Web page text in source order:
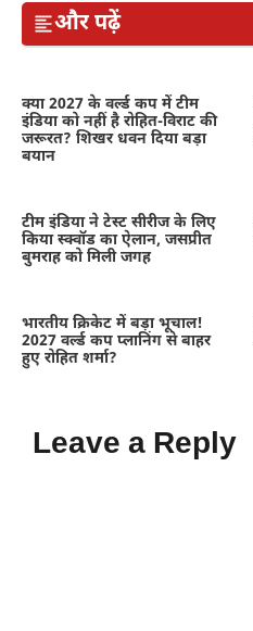
और पढ़ें
क्या 2027 के वर्ल्ड कप में टीम
इंडिया को नहीं है रोहित-विराट की
जरूरत? शिखर धवन दिया बड़ा
बयान
टीम इंडिया ने टेस्ट सीरीज के लिए
किया स्क्वॉड का ऐलान, जसप्रीत
बुमराह को मिली जगह
भारतीय क्रिकेट में बड़ा भूचाल!
2027 वर्ल्ड कप प्लानिंग से बाहर
हुए रोहित शर्मा?
Leave a Reply